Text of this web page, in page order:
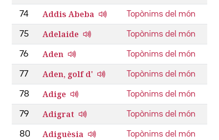
74 Addis Abeba Topònims del món
75 Adelaide Topònims del món
76 Aden Topònims del món
77 Aden, golf d' Topònims del món
78 Adige Topònims del món
79 Adigrat Topònims del món
80 Adiguèsia Topònims del món